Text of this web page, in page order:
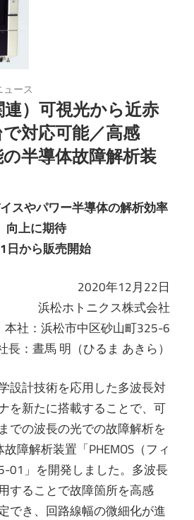
ース
連）可視光から近赤
対応可能／高感
半導体故障解析装
スやパワー半導体の解析効率
向上に期待
日から販売開始
2020年12月22日
浜松ホトニクス株式会社
本社：浜松市中区砂山町325-6
長：晝馬 明（ひるま あきら）
設計技術を応用した多波長対
を新たに搭載することで、可
での波長の光での故障解析を
障解析装置「PHEMOS（フィ
01」を開発しました。多波長
することで故障箇所を高感
でき、回路線幅の微細化が進